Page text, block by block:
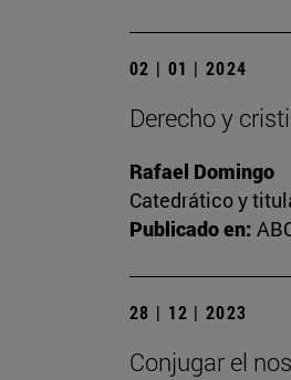
02 | 01 | 2024
Derecho y
Rafael Domingo
Catedrático y
Publicado en:
28 | 12 | 2023
Conjugar el